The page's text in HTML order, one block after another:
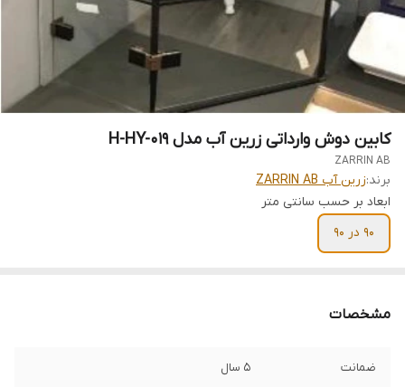
کابین دوش وارداتی زرین آب مدل H-HY-019
ZARRIN AB
برند:زرین آب ZARRIN AB
ابعاد بر حسب سانتی متر
90 در 90
مشخصات
ضمانت 5 سال